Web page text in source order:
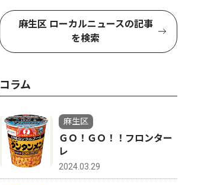
麻生区 ローカルニュースの記事
を検索
コラム
麻生区
ＧＯ！ＧＯ！！フロンター
レ
2024.03.29